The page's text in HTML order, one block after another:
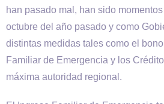
han pasado mal, han sido
octubre del año pasado y como
distintas medidas tales como el
Familiar de Emergencia y los
máxima autoridad regional.